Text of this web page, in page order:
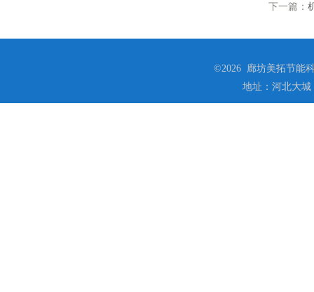
下一篇：
©2026 廊坊美拓节能
地址：河北大城